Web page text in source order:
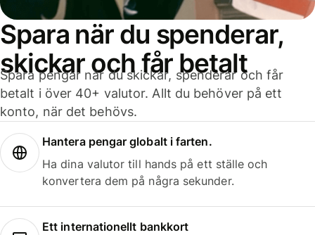
Spara när du spenderar,
skickar och får betalt
Spara pengar när du skickar, spenderar och får
betalt i över 40+ valutor. Allt du behöver på ett
konto, när det behövs.
Hantera pengar globalt i farten.
Ha dina valutor till hands på ett ställe och
konvertera dem på några sekunder.
Ett internationellt bankkort